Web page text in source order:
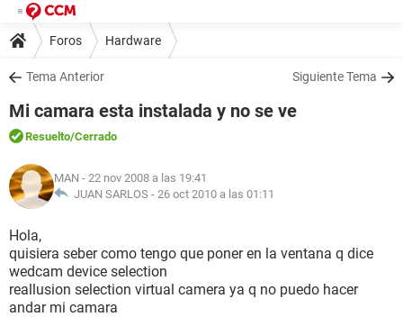
Foros Hardware
Tema Anterior Siguiente Tema
Mi camara esta instalada y no se ve
Resuelto/Cerrado
MAN - 22 nov 2008 a las 19:41
JUAN SARLOS - 26 oct 2010 a las 01:11
Hola,
quisiera seber como tengo que poner en la ventana q dice
wedcam device selection
reallusion selection virtual camera ya q no puedo hacer
andar mi camara